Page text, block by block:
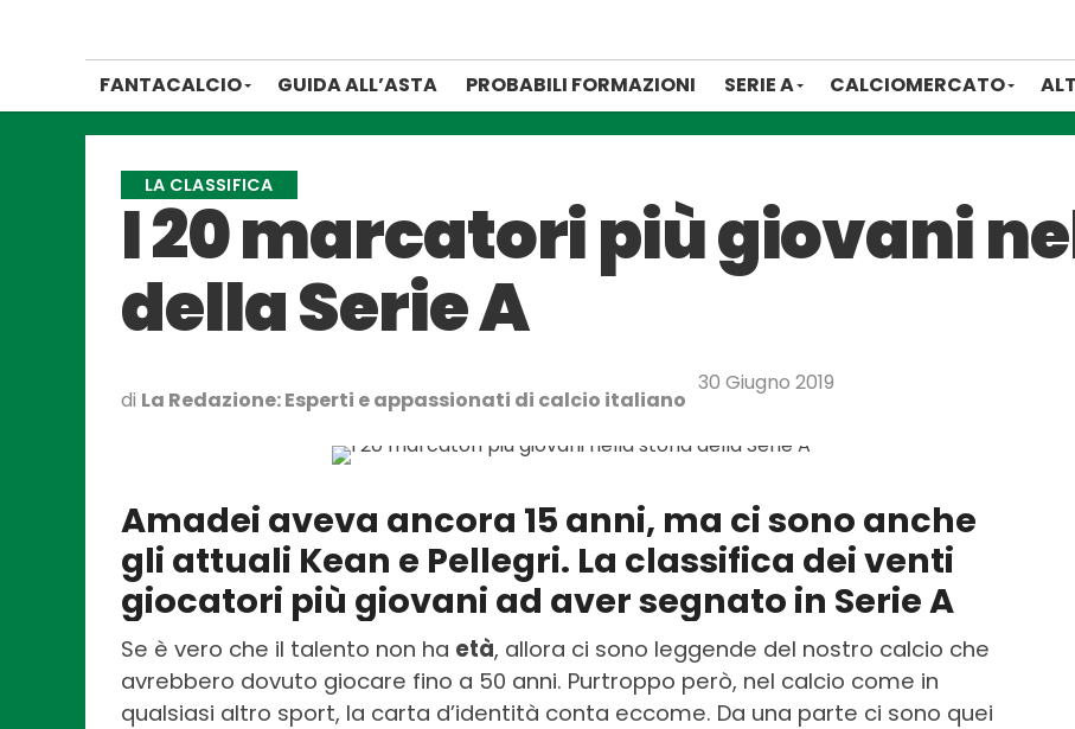
FANTACALCIO GUIDA ALL’ASTA PROBABILI FORMAZIONI SERIE A CALCIOMERCATO
LA CLASSIFICA
I 20 marcatori più giovani
della Serie A
di La Redazione: Esperti e appassionati di calcio italiano
30 Giugno 2019
Amadei aveva ancora 15 anni, ma ci sono anche
gli attuali Kean e Pellegri. La classifica dei venti
giocatori più giovani ad aver segnato in Serie A
Se è vero che il talento non ha età, allora ci sono leggende del nostro calcio che
avrebbero dovuto giocare fino a 50 anni. Purtroppo però, nel calcio come in
qualsiasi altro sport, la carta d’identità conta eccome. Da una parte ci sono quei